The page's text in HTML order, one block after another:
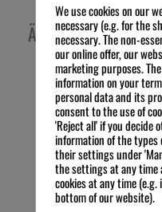
Ähnliche Produkte
We use cookies on our
necessary (e.g. for the
necessary. The non-
our online offer, our
marketing purposes.
information on your
personal data and its
consent to the use of
'Reject all' if you decide
information of the types
their settings under
the settings at any time
cookies at any time
bottom of our website).